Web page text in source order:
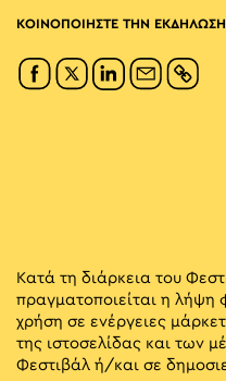
ΚΟΙΝΟΠΟΙΗΣΤΕ ΤΗΝ ΕΚΔΗΛΩΣΗ
Κατά τη διάρκεια του
πραγματοποιείται η λήψη
χρήση σε ενέργειες
της ιστοσελίδας και των
Φεστιβάλ ή/και σε